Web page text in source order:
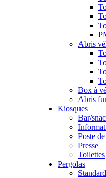
Abris
Box à
Abris
Kiosques
Bar/
Poste
Presse
Toilettes
Pergolas